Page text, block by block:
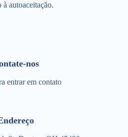
à autoaceitação.
nos
entrar em contato